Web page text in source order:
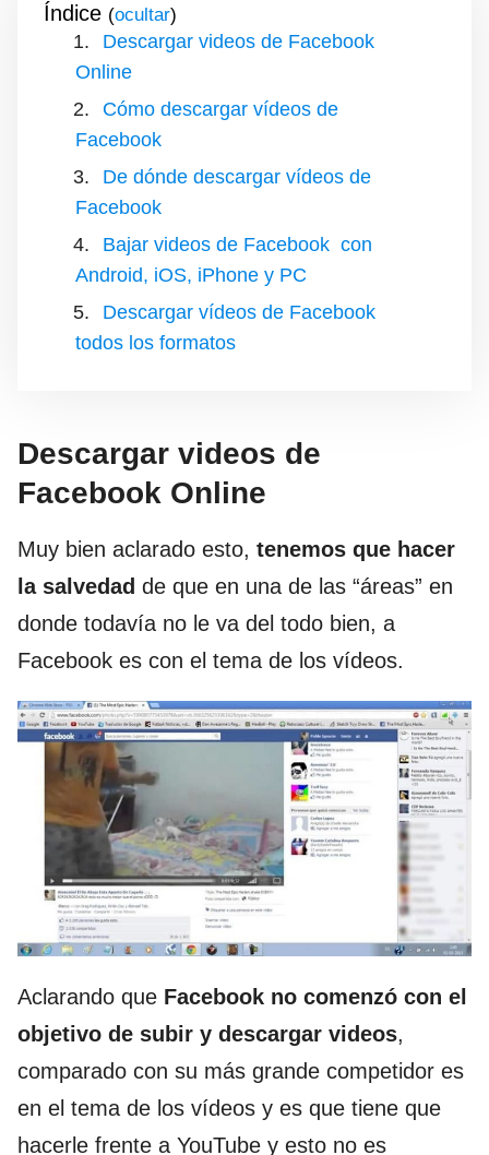
Índice ( )
Descargar videos de Facebook
Online
Cómo descargar vídeos de
Facebook
De dónde descargar vídeos de
Facebook
Bajar videos de Facebook con
Android, iOS, iPhone y PC
Descargar vídeos de Facebook
todos los formatos
Descargar videos de
Facebook Online
Muy bien aclarado esto, tenemos que hacer
la salvedad de que en una de las “áreas” en
donde todavía no le va del todo bien, a
Facebook es con el tema de los vídeos.
Aclarando que Facebook no comenzó con el
objetivo de subir y descargar videos,
comparado con su más grande competidor es
en el tema de los vídeos y es que tiene que
hacerle frente a YouTube y esto no es